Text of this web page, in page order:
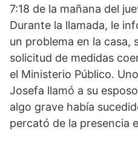
7:18 de la mañana del
Durante la llamada, le
un problema en la casa,
solicitud de medidas
el Ministerio Público.
Josefa llamó a su
algo grave había
percató de la presencia